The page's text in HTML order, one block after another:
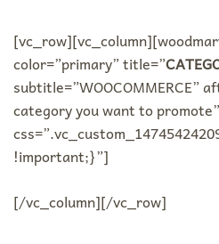
color=”primary” title=”
subtitle=”WOOCOMMERCE”
category you want to promote”
!important;}”]
[/vc_column][/vc_row]